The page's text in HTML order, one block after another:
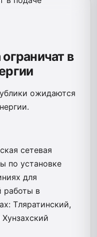
в
ожидаются
сетевая
по установке
для
работы в
Тляратинский,